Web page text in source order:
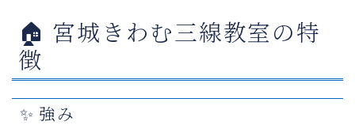
🏠 宮城きわむ三線教室の特
徴
✨ 強み